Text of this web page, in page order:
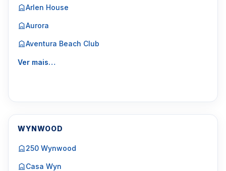
Arlen House
Aurora
Aventura Beach Club
Ver mais…
WYNWOOD
250 Wynwood
Casa Wyn